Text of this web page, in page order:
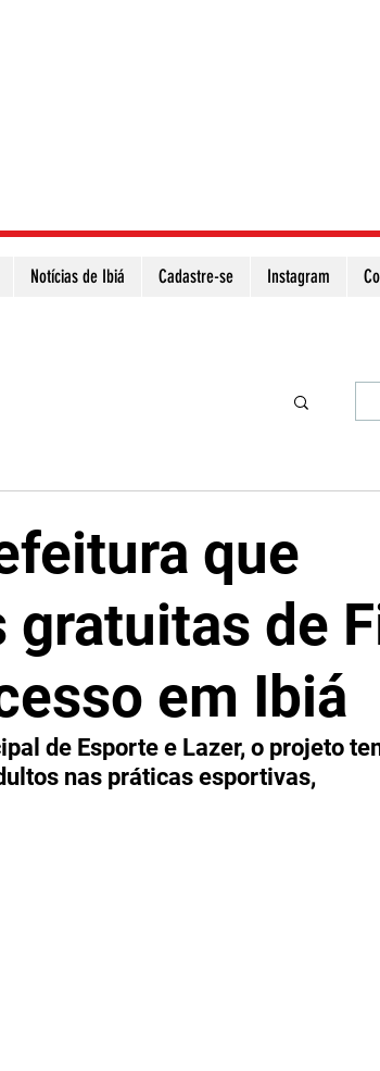
Notícias de Ibiá Cadastre-se Instagram
que
gratuitas de
em Ibiá
de Esporte e Lazer, o projeto
nas práticas esportivas,